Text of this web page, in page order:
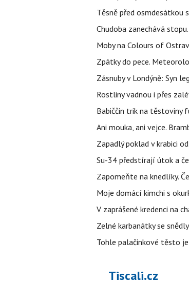
Těsně před osmdesátkou
Chudoba zanechává
Moby na Colours of
Zpátky do pece.
Zásnuby v Londýně: Syn
Rostliny vadnou i přes
Babiččin trik na těstoviny
Ani mouka, ani vejce.
Zapadlý poklad v krabici
Su-34 předstírají útok a
Zapomeňte na knedlíky.
Moje domácí kimchi s
V zaprášené kredenci na
Zelné karbanátky se
Tohle palačinkové těsto
Tiscali.cz